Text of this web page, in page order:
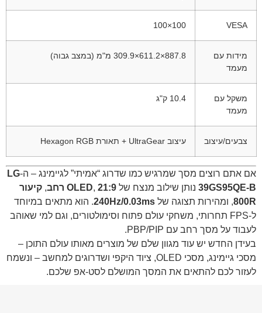
VESA
100×100
מידות עם
מעמד
887.8×611.2×309.9 מ"מ (במצב גבוה)
משקל עם
מעמד
10.4 ק"ג
צבעים/עיצוב עיצוב UltraGear + תאורת Hexagon RGB
אם אתם רוצים מסך שמרגיש כמו שדרוג “אמיתי” לגיימינג – ה-LG
39GS95QE-B נותן שילוב מנצח של OLED, 21:9 רחב , קיעור
800R, ומהירות תצוגה של 240Hz/0.03ms. הוא מתאים במיוחד
ל-FPS תחרותי, משחקי עולם פתוח וסימולטורים, וגם למי שאוהב
לעבוד על מסך רחב עם PBP/PIP.
בעידן החדש יש עוד מגוון שלם של מוצרים מאותו עולם התוכן –
מסכי גיימינג, מסכי OLED, ציוד היקפי ושדרוגים למחשב – ונשמח
לעזור לכם להתאים את המסך המושלם לסט-אפ שלכם.